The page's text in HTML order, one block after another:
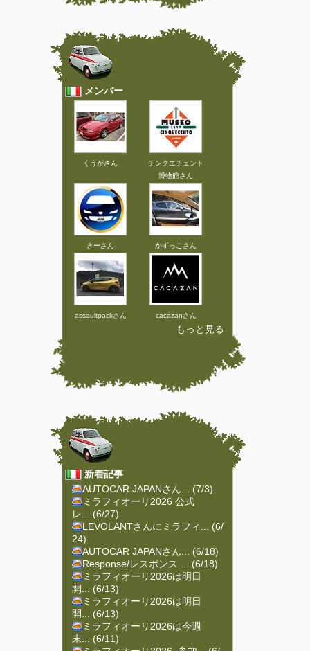
メンバー
くうがさん
チンクエチェント
博物館さん
きーさん かずっこさん
assaultpackさん cacazanさん
もっと見る
新着記事
AUTOCAR JAPANさん... (7/3)
ミラフィオーリ2026 公式
レ... (6/27)
LEVOLANTさんにミラフィ... (6/
24)
AUTOCAR JAPANさん... (6/18)
Response/レスポンス ... (6/18)
ミラフィオーリ2026は明日
開... (6/13)
ミラフィオーリ2026は明日
開... (6/13)
ミラフィオーリ2026は今週
末... (6/11)